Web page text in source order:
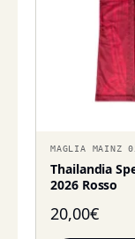
MAGLIA MAINZ
Thailandia
2026 Rosso
20,00€